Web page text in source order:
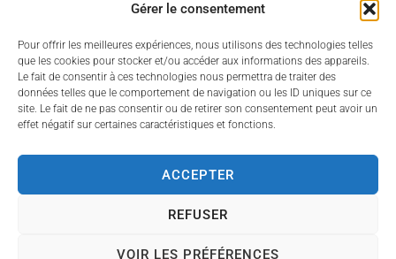
Gérer le consentement
Pour offrir les meilleures expériences, nous utilisons des technologies telles
que les cookies pour stocker et/ou accéder aux informations des appareils.
Le fait de consentir à ces technologies nous permettra de traiter des
données telles que le comportement de navigation ou les ID uniques sur ce
site. Le fait de ne pas consentir ou de retirer son consentement peut avoir un
effet négatif sur certaines caractéristiques et fonctions.
ACCEPTER
REFUSER
VOIR LES PRÉFÉRENCES
Les horaires d’ouverture
Lundi : 8h30 – 12h / 13h30 – 18h
Mardi, jeudi et vendredi : 8h30 – 12h / 13h30 – 16h30
(Service des eaux fermé le jeudi)